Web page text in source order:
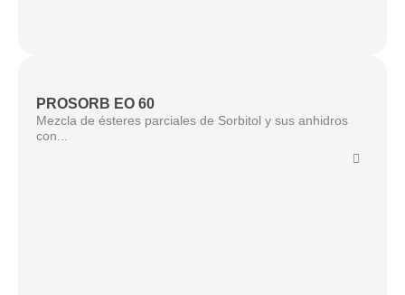
PROSORB EO 60
Mezcla de ésteres parciales de Sorbitol y sus anhidros
con...